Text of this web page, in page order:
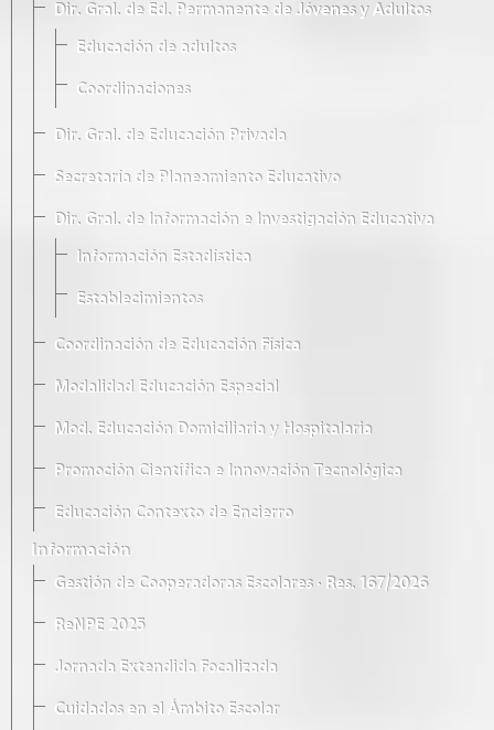
Dir. Gral. de Ed. Permanente de Jóvenes y Adultos
Educación de adultos
Coordinaciones
Dir. Gral. de Educación Privada
Secretaría de Planeamiento Educativo
Dir. Gral. de Información e Investigación Educativa
Información Estadística
Establecimientos
Coordinación de Educación Física
Modalidad Educación Especial
Mod. Educación Domiciliaria y Hospitalaria
Promoción Científica e Innovación Tecnológica
Educación Contexto de Encierro
Información
Gestión de Cooperadoras Escolares · Res. 167/2026
ReNPE 2025
Jornada Extendida Focalizada
Cuidados en el Ámbito Escolar